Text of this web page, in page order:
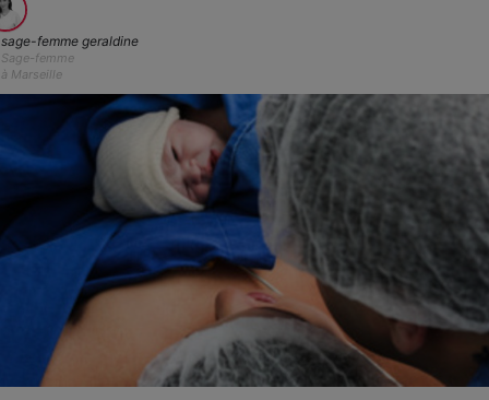
sage-femme geraldine
Sage-femme
à Marseille